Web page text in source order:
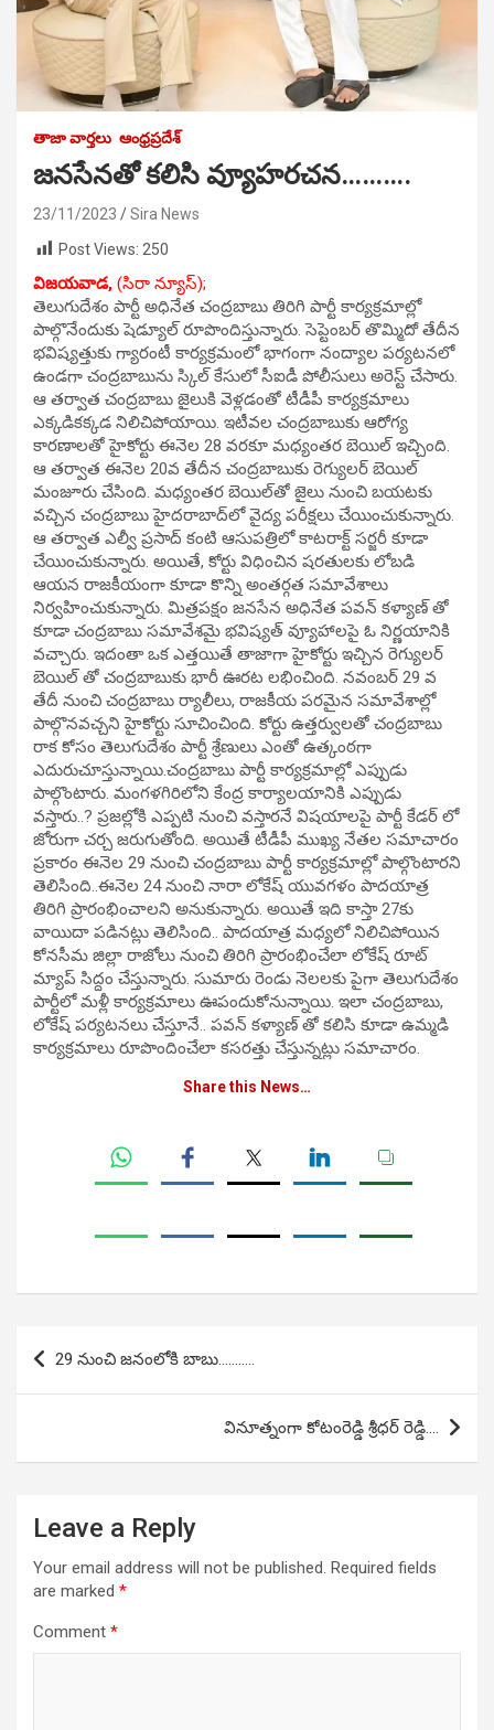
తాజా వార్తలు ఆంధ్రప్రదేశ్
జనసేనతో కలిసి వ్యూహరచన……….
23/11/2023
Sira News
Post Views: 250
విజయవాడ, (సిరా న్యూస్);
తెలుగుదేశం పార్టీ అధినేత చంద్రబాబు తిరిగి పార్టీ కార్యక్రమాల్లో
పాల్గొనేందుకు షెడ్యూల్ రూపొందిస్తున్నారు. సెప్టెంబ‌ర్ తొమ్మిదో తేదీన
భ‌విష్యత్తుకు గ్యారంటీ కార్యక్రమంలో భాగంగా నంద్యాల ప‌ర్యట‌న‌లో
ఉండ‌గా చంద్రబాబును స్కిల్ కేసులో సీఐడీ పోలీసులు అరెస్ట్ చేసారు.
ఆ త‌ర్వాత చంద్రబాబు జైలుకి వెళ్లడంతో టీడీపీ కార్యక్రమాలు
ఎక్కడికక్కడ నిలిచిపోయాయి. ఇటీవ‌ల చంద్రబాబుకు ఆరోగ్య
కార‌ణాల‌తో హైకోర్టు ఈనెల 28 వ‌ర‌కూ మ‌ధ్యంత‌ర బెయిల్ ఇచ్చింది.
ఆ త‌ర్వాత ఈనెల 20వ తేదీన చంద్రబాబుకు రెగ్యుల‌ర్ బెయిల్
మంజూరు చేసింది. మ‌ధ్యంతర బెయిల్‌తో జైలు నుంచి బ‌య‌ట‌కు
వ‌చ్చిన చంద్రబాబు హైద‌రాబాద్‌లో వైద్య ప‌రీక్షలు చేయించుకున్నారు.
ఆ త‌ర్వాత ఎల్వీ ప్రసాద్ కంటి ఆసుప‌త్రిలో కాట‌రాక్ట్ స‌ర్జరీ కూడా
చేయించుకున్నారు. అయితే, కోర్టు విధించిన ష‌ర‌తుల‌కు లోబ‌డి
ఆయ‌న రాజ‌కీయంగా కూడా కొన్ని అంత‌ర్గత స‌మావేశాలు
నిర్వహించుకున్నారు. మిత్రప‌క్షం జ‌న‌సేన అధినేత ప‌వ‌న్ క‌ళ్యాణ్ తో
కూడా చంద్రబాబు స‌మావేశ‌మై భ‌విష్యత్ వ్యూహాల‌పై ఓ నిర్ణయానికి
వ‌చ్చారు. ఇదంతా ఒక ఎత్తయితే తాజాగా హైకోర్టు ఇచ్చిన రెగ్యుల‌ర్
బెయిల్ తో చంద్రబాబుకు భారీ ఊర‌ట ల‌భించింది. న‌వంబ‌ర్ 29 వ
తేదీ నుంచి చంద్రబాబు ర్యాలీలు, రాజ‌కీయ ప‌ర‌మైన స‌మావేశాల్లో
పాల్గొన‌వ‌చ్చని హైకోర్టు సూచించింది. కోర్టు ఉత్తర్వుల‌తో చంద్రబాబు
రాక‌ కోసం తెలుగుదేశం పార్టీ శ్రేణులు ఎంతో ఉత్కంఠ‌గా
ఎదురుచూస్తున్నాయి.చంద్రబాబు పార్టీ కార్యక్రమాల్లో ఎప్పుడు
పాల్గొంటారు. మంగ‌ళ‌గిరిలోని కేంద్ర కార్యాల‌యానికి ఎప్పుడు
వ‌స్తారు..? ప్రజ‌ల్లోకి ఎప్పటి నుంచి వస్తారనే విషయాలపై పార్టీ కేడ‌ర్ లో
జోరుగా చ‌ర్చ జ‌రుగుతోంది. అయితే టీడీపీ ముఖ్య నేత‌ల స‌మాచారం
ప్రకారం ఈనెల 29 నుంచి చంద్రబాబు పార్టీ కార్యక్రమాల్లో పాల్గొంటార‌ని
తెలిసింది..ఈనెల 24 నుంచి నారా లోకేష్ యువ‌గ‌ళం పాద‌యాత్ర
తిరిగి ప్రారంభించాల‌ని అనుకున్నారు. అయితే ఇది కాస్తా 27కు
వాయిదా ప‌డిన‌ట్లు తెలిసింది.. పాద‌యాత్ర మ‌ధ్యలో నిలిచిపోయిన
కోన‌సీమ జిల్లా రాజోలు నుంచి తిరిగి ప్రారంభించేలా లోకేష్ రూట్
మ్యాప్ సిద్దం చేస్తున్నారు. సుమారు రెండు నెల‌ల‌కు పైగా తెలుగుదేశం
పార్టీలో మ‌ళ్లీ కార్యక్రమాలు ఊపందుకోనున్నాయి. ఇలా చంద్రబాబు,
లోకేష్ పర్యటనలు చేస్తూనే.. ప‌వ‌న్ క‌ళ్యాణ్ తో క‌లిసి కూడా ఉమ్మడి
కార్యక్రమాలు రూపొందించేలా క‌స‌ర‌త్తు చేస్తున్నట్లు సమాచారం.
Share this News…
Post
navigation
29 నుంచి జనంలోకి బాబు………..
వినూత్నంగా కోటంరెడ్డి శ్రీధర్ రెడ్డి….
Leave a Reply
Your email address will not be published. Required fields
are marked *
Comment *